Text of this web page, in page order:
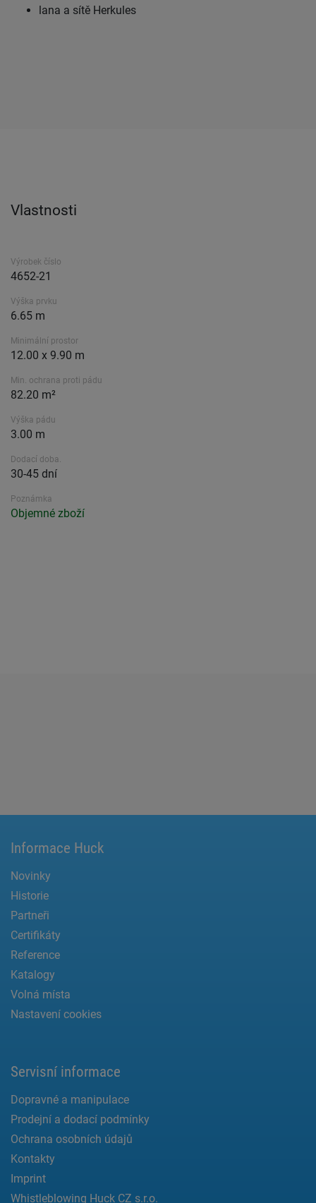
lana a sítě Herkules
Vlastnosti
Výrobek číslo
4652-21
Výška prvku
6.65 m
Minimální prostor
12.00 x 9.90 m
Min. ochrana proti pádu
82.20 m²
Výška pádu
3.00 m
Dodací doba.
30-45 dní
Poznámka
Objemné zboží
Informace Huck
Novinky
Historie
Partneři
Certifikáty
Reference
Katalogy
Volná místa
Nastavení cookies
Servisní informace
Dopravné a manipulace
Prodejní a dodací podmínky
Ochrana osobních údajů
Kontakty
Imprint
Whistleblowing Huck CZ s.r.o.